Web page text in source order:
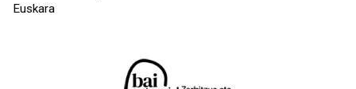
Euskara